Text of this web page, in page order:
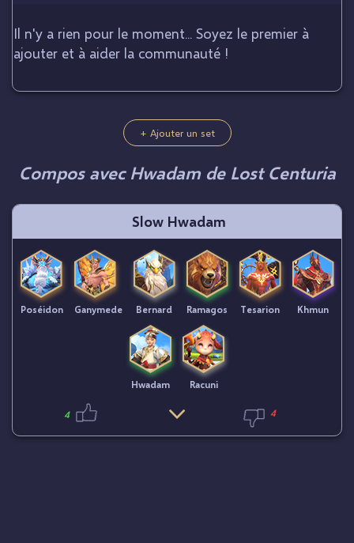
Il n'y a rien pour le moment... Soyez le premier à
ajouter et à aider la communauté !
+ Ajouter un set
Compos avec Hwadam de Lost Centuria
Slow Hwadam
4 4
Poséidon Ganymede Bernard Ramagos Tesarion Khmun
Hwadam Racuni